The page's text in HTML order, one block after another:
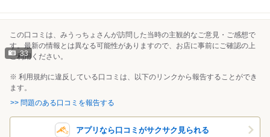
33
この口コミは、みうっちょさんが訪問した当時の主観的なご意見・ご感想で
す。最新の情報とは異なる可能性がありますので、お店に事前にご確認の上
ご利用ください。
※ 利用規約に違反している口コミは、以下のリンクから報告することができ
ます。
>> 問題のある口コミを報告する
アプリなら口コミがサクサク見られる